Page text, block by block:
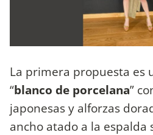
La primera propuesta es
“blanco de porcelana”
japonesas y alforzas
ancho atado a la espalda